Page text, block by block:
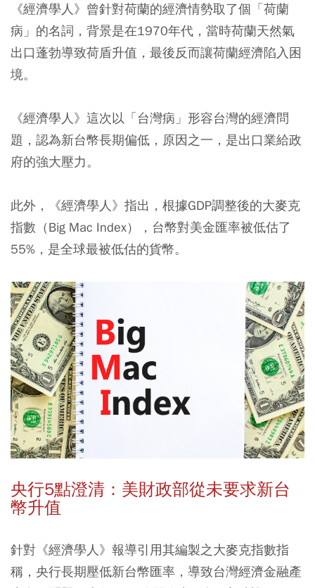
《經濟學人》曾針對荷蘭的經濟情勢取了個「荷蘭
病」的名詞，背景是在1970年代，當時荷蘭天然氣
出口蓬勃導致荷盾升值，最後反而讓荷蘭經濟陷入困
境。
《經濟學人》這次以「台灣病」形容台灣的經濟問
題，認為新台幣長期偏低，原因之一，是出口業給政
府的強大壓力。
此外，《經濟學人》指出，根據GDP調整後的大麥克
指數（Big Mac Index），台幣對美金匯率被低估了
55%，是全球最被低估的貨幣。
央行5點澄清：美財政部從未要求新台
幣升值
針對《經濟學人》報導引用其編製之大麥克指數指
稱，央行長期壓低新台幣匯率，導致台灣經濟金融產